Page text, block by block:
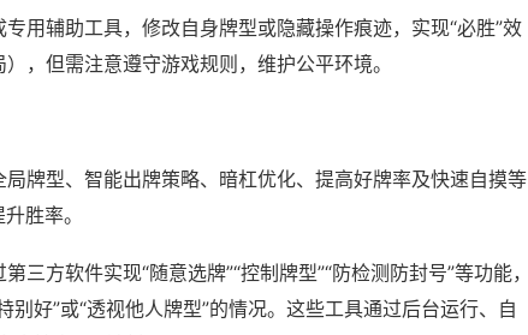
用辅助工具，修改自身牌型或隐藏操作痕迹，实现“必胜”效
，但需注意遵守游戏规则，维护公平环境。
牌型、智能出牌策略、暗杠优化、提高好牌率及快速自摸等
胜率。
三方软件实现“随意选牌”“控制牌型”“防检测防封号”等功能，
别好”或“透视他人牌型”的情况。这些工具通过后台运行、自